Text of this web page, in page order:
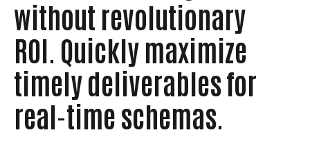
without revolutionary
ROI. Quickly maximize
timely deliverables for
real-time schemas.